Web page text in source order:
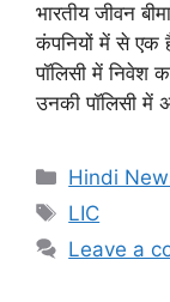
भारतीय जीवन
कंपनियों में से एक
पॉलिसी में निवेश
उनकी पॉलिसी में
Hindi
Tags
LIC
Leave a